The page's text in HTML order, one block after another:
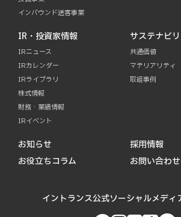
インバウンド送客事業
IR・投資家情報
IRニュース
IRカレンダー
IRライブラリ
株式情報
財務・業績情報
IRイベント
サステナビ
共通価値
マテリアリティ
取組事例
お知らせ
お役立ちコラム
採用情報
お問い合わせ
イントランス公式ソーシャルメディ